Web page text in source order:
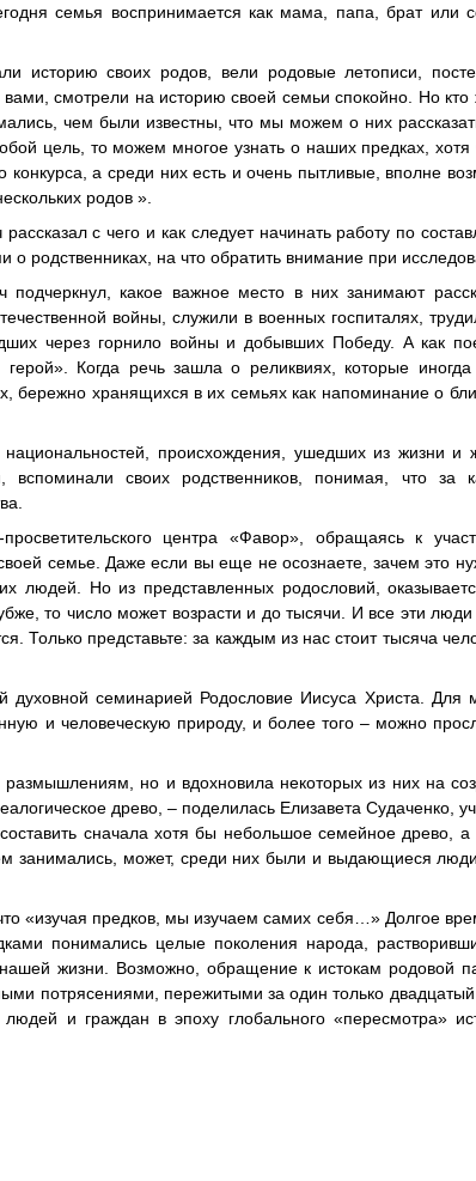
семья воспринимается как мама, папа, брат или
историю своих родов, вели родовые летописи,
смотрели на историю своей семьи спокойно. Но
чем были известны, что мы можем о них
цель, то можем многое узнать о наших предках, хотя
конкурса, а среди них есть и очень пытливые, вполне
родов ».
с чего и как следует начинать работу по
о родственниках, на что обратить внимание при
какое важное место в них занимают
войны, служили в военных госпиталях,
через горнило войны и добывших Победу. А как
Когда речь зашла о реликвиях, которые
бережно хранящихся в их семьях как напоминание о
происхождения, ушедших из жизни и
своих родственников, понимая, что за
центра «Фавор», обращаясь к
семье. Даже если вы еще не осознаете, зачем это
людей. Но из представленных родословий,
то число может возрасти и до тысячи. И все эти
Только представьте: за каждым из нас стоит тысяча
духовной семинарией Родословие Иисуса Христа. Для
и человеческую природу, и более того – можно
но и вдохновила некоторых из них на
древо, – поделилась Елизавета Судаченко,
сначала хотя бы небольшое семейное древо, а
занимались, может, среди них были и выдающиеся
«изучая предков, мы изучаем самих себя…» Долгое
понимались целые поколения народа,
жизни. Возможно, обращение к истокам родовой
потрясениями, пережитыми за один только двадцатый
и граждан в эпоху глобального «пересмотра»